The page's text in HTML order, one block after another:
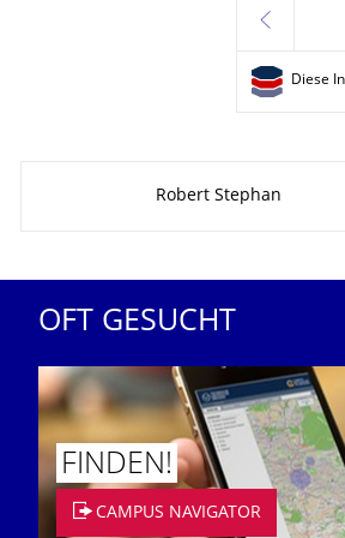
zurück
Diese
Robert Stephan
OFT GESUCHT
FINDEN!
CAMPUS NAVIGATOR